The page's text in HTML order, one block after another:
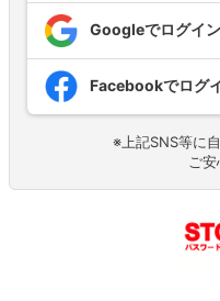
Googleでログイン
Facebookでログ
※上記SNS等に
ご